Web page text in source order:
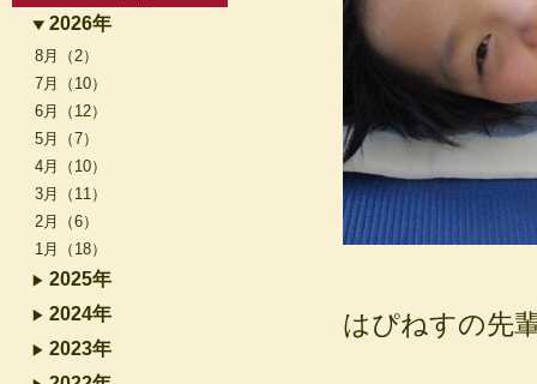
はぴねすの先
2026年
8月（2）
7月（10）
6月（12）
5月（7）
4月（10）
3月（11）
2月（6）
1月（18）
2025年
2024年
2023年